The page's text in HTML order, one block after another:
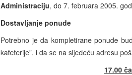
Administraciju, do 7. februara 2005.
Dostavljanje ponude
Potrebno je da kompletirane ponude
kafeterije”, i da se na sljedeću adresu
17.00